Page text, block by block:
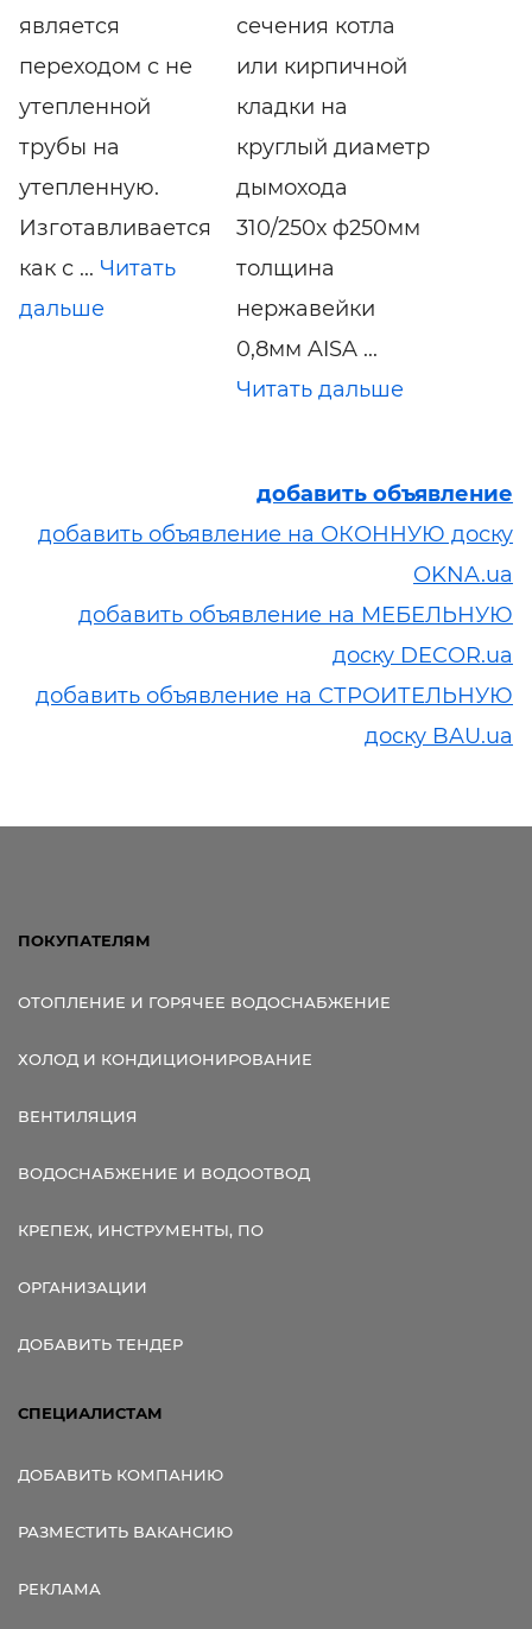
является
переходом с не
утепленной
трубы на
утепленную.
Изготавливается
как с ... Читать
дальше
сечения котла
или кирпичной
кладки на
круглый диаметр
дымохода
310/250х ф250мм
толщина
нержавейки
0,8мм AISA ...
Читать дальше
добавить объявление
добавить объявление на ОКОННУЮ доску
OKNA.ua
добавить объявление на МЕБЕЛЬНУЮ
доску DECOR.ua
добавить объявление на СТРОИТЕЛЬНУЮ
доску BAU.ua
ПОКУПАТЕЛЯМ
ОТОПЛЕНИЕ И ГОРЯЧЕЕ ВОДОСНАБЖЕНИЕ
ХОЛОД И КОНДИЦИОНИРОВАНИЕ
ВЕНТИЛЯЦИЯ
ВОДОСНАБЖЕНИЕ И ВОДООТВОД
КРЕПЕЖ, ИНСТРУМЕНТЫ, ПО
ОРГАНИЗАЦИИ
ДОБАВИТЬ ТЕНДЕР
СПЕЦИАЛИСТАМ
ДОБАВИТЬ КОМПАНИЮ
РАЗМЕСТИТЬ ВАКАНСИЮ
РЕКЛАМА